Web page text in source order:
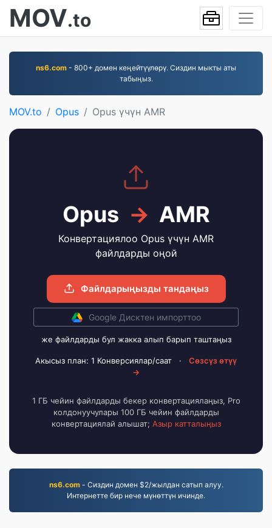
MOV.to
ns6.com - 800+ домен кеңейтүүлөрү. Сиздин мыкты аты
табыңыз.
MOV.to Opus Opus үчүн AMR
Opus → AMR
Конвертациялоо Opus үчүн AMR
файлдарды оңой
Файлдарыңызды тандаңыз
Google Дисктен импорттоо
же файлдарды бул жакка алып барып таштаңыз
Акысыз план: 1 Конверсиялар/саат ·
Сөзсүз өтүү
→
1 ГБ чейин файлдарды бекер конвертациялаңыз, Pro
колдонуучулары 100 ГБ чейин файлдарды
конвертациялай алышат; Азыр катталыңыз
ns6.com- Сиздин домен $2/жылдан сатып алуу.
Интернетте бир нече мүнөттүн ичинде.